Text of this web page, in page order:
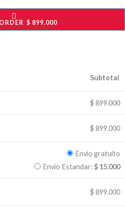
$ 899.000
Subtotal
$ 899.000
$ 899.000
Envío gratuito
Envio Estandar: $ 15.000
$ 899.000